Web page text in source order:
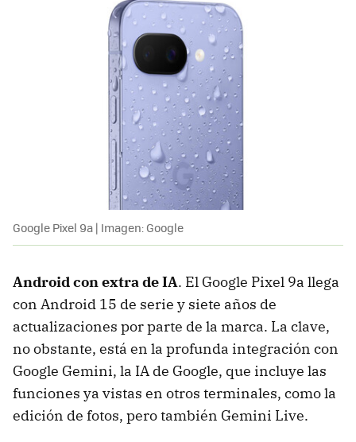
Google Pixel 9a | Imagen: Google
Android con extra de IA. El Google Pixel 9a llega
con Android 15 de serie y siete años de
actualizaciones por parte de la marca. La clave,
no obstante, está en la profunda integración con
Google Gemini, la IA de Google, que incluye las
funciones ya vistas en otros terminales, como la
edición de fotos, pero también Gemini Live.